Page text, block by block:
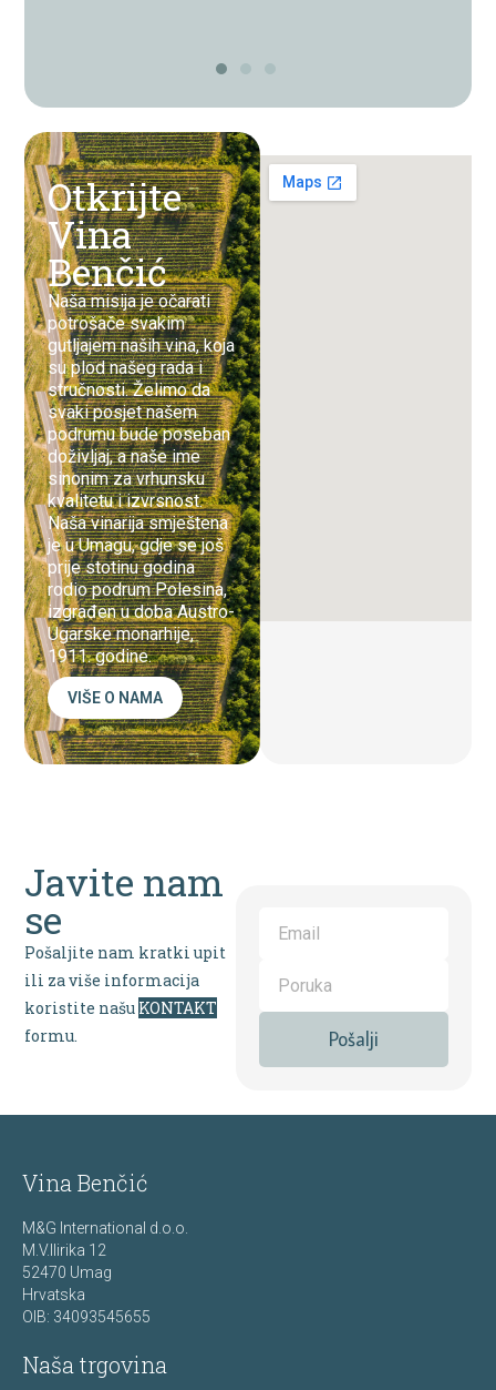
Otkrijte
Vina
Benčić
Naša misija je očarati
potrošače svakim
gutljajem naših vina, koja
su plod našeg rada i
stručnosti. Želimo da
svaki posjet našem
podrumu bude poseban
doživljaj, a naše ime
sinonim za vrhunsku
kvalitetu i izvrsnost.
Naša vinarija smještena
je u Umagu, gdje se još
prije stotinu godina
rodio podrum Polesina,
izgrađen u doba Austro-
Ugarske monarhije,
1911. godine.
VIŠE O NAMA
Javite nam
se
Pošaljite nam kratki upit
ili za više informacija
koristite našu KONTAKT
formu.
Pošalji
Vina Benčić
M&G International d.o.o.
M.V.Ilirika 12
52470 Umag
Hrvatska
OIB: 34093545655
Naša trgovina